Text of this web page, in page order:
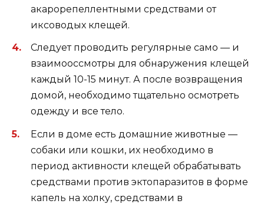
акарорепеллентными средствами от
иксоводых клещей.
Следует проводить регулярные само — и
взаимооссмотры для обнаружения клещей
каждый 10-15 минут. А после возвращения
домой, необходимо тщательно осмотреть
одежду и все тело.
Если в доме есть домашние животные —
собаки или кошки, их необходимо в
период активности клещей обрабатывать
средствами против эктопаразитов в форме
капель на холку, средствами в